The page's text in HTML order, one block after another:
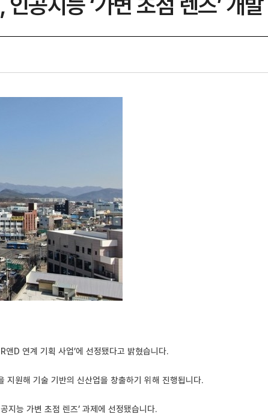
D 연계 기획 사업’에 선정됐다고 밝혔습니다.
지원해 기술 기반의 신산업을 창출하기 위해 진행됩니다.
지능 가변 초점 렌즈’ 과제에 선정됐습니다.